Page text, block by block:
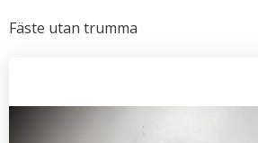
Fäste utan trumma